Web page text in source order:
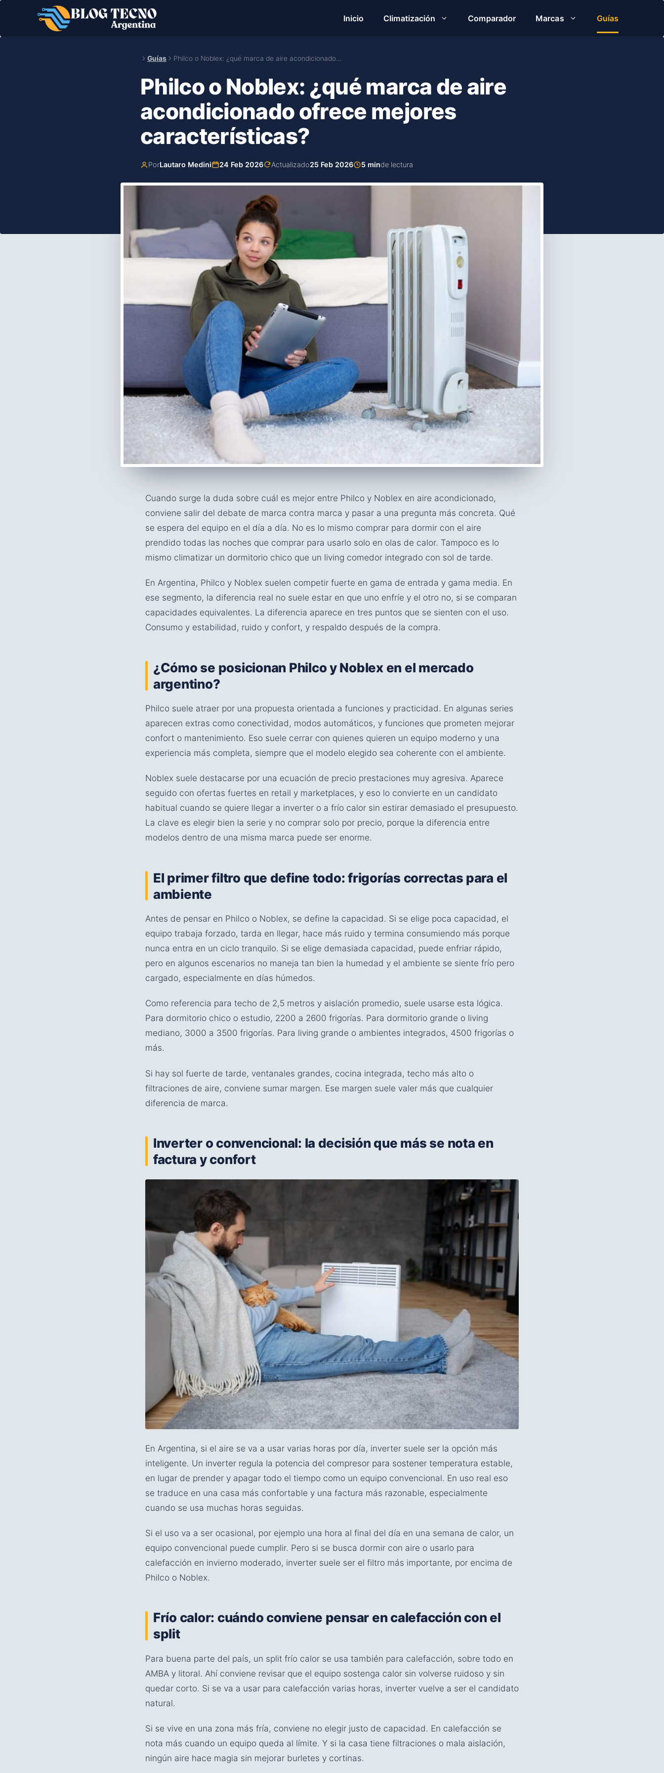
Inicio Climatización Comparador Marcas Guías
Guías Philco o Noblex: ¿qué marca de aire acondicionado…
Philco o Noblex: ¿qué marca de aire
acondicionado ofrece mejores
características?
PorLautaro Medini 24 Feb 2026 Actualizado25 Feb 2026 5 minde lectura
Cuando surge la duda sobre cuál es mejor entre Philco y Noblex en aire acondicionado,
conviene salir del debate de marca contra marca y pasar a una pregunta más concreta. Qué
se espera del equipo en el día a día. No es lo mismo comprar para dormir con el aire
prendido todas las noches que comprar para usarlo solo en olas de calor. Tampoco es lo
mismo climatizar un dormitorio chico que un living comedor integrado con sol de tarde.
En Argentina, Philco y Noblex suelen competir fuerte en gama de entrada y gama media. En
ese segmento, la diferencia real no suele estar en que uno enfríe y el otro no, si se comparan
capacidades equivalentes. La diferencia aparece en tres puntos que se sienten con el uso.
Consumo y estabilidad, ruido y confort, y respaldo después de la compra.
¿Cómo se posicionan Philco y Noblex en el mercado
argentino?
Philco suele atraer por una propuesta orientada a funciones y practicidad. En algunas series
aparecen extras como conectividad, modos automáticos, y funciones que prometen mejorar
confort o mantenimiento. Eso suele cerrar con quienes quieren un equipo moderno y una
experiencia más completa, siempre que el modelo elegido sea coherente con el ambiente.
Noblex suele destacarse por una ecuación de precio prestaciones muy agresiva. Aparece
seguido con ofertas fuertes en retail y marketplaces, y eso lo convierte en un candidato
habitual cuando se quiere llegar a inverter o a frío calor sin estirar demasiado el presupuesto.
La clave es elegir bien la serie y no comprar solo por precio, porque la diferencia entre
modelos dentro de una misma marca puede ser enorme.
El primer filtro que define todo: frigorías correctas para el
ambiente
Antes de pensar en Philco o Noblex, se define la capacidad. Si se elige poca capacidad, el
equipo trabaja forzado, tarda en llegar, hace más ruido y termina consumiendo más porque
nunca entra en un ciclo tranquilo. Si se elige demasiada capacidad, puede enfriar rápido,
pero en algunos escenarios no maneja tan bien la humedad y el ambiente se siente frío pero
cargado, especialmente en días húmedos.
Como referencia para techo de 2,5 metros y aislación promedio, suele usarse esta lógica.
Para dormitorio chico o estudio, 2200 a 2600 frigorías. Para dormitorio grande o living
mediano, 3000 a 3500 frigorías. Para living grande o ambientes integrados, 4500 frigorías o
más.
Si hay sol fuerte de tarde, ventanales grandes, cocina integrada, techo más alto o
filtraciones de aire, conviene sumar margen. Ese margen suele valer más que cualquier
diferencia de marca.
Inverter o convencional: la decisión que más se nota en
factura y confort
En Argentina, si el aire se va a usar varias horas por día, inverter suele ser la opción más
inteligente. Un inverter regula la potencia del compresor para sostener temperatura estable,
en lugar de prender y apagar todo el tiempo como un equipo convencional. En uso real eso
se traduce en una casa más confortable y una factura más razonable, especialmente
cuando se usa muchas horas seguidas.
Si el uso va a ser ocasional, por ejemplo una hora al final del día en una semana de calor, un
equipo convencional puede cumplir. Pero si se busca dormir con aire o usarlo para
calefacción en invierno moderado, inverter suele ser el filtro más importante, por encima de
Philco o Noblex.
Frío calor: cuándo conviene pensar en calefacción con el
split
Para buena parte del país, un split frío calor se usa también para calefacción, sobre todo en
AMBA y litoral. Ahí conviene revisar que el equipo sostenga calor sin volverse ruidoso y sin
quedar corto. Si se va a usar para calefacción varias horas, inverter vuelve a ser el candidato
natural.
Si se vive en una zona más fría, conviene no elegir justo de capacidad. En calefacción se
nota más cuando un equipo queda al límite. Y si la casa tiene filtraciones o mala aislación,
ningún aire hace magia sin mejorar burletes y cortinas.